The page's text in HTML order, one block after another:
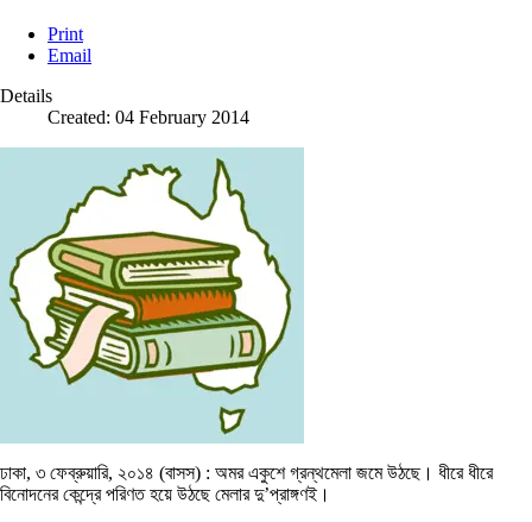
Print
Email
Details
Created: 04 February 2014
ঢাকা, ৩ ফেব্রুয়ারি, ২০১৪ (বাসস) : অমর একুশে গ্রন্থমেলা জমে উঠছে। ধীরে ধীরে
বিনোদনের কেন্দ্রে পরিণত হয়ে উঠছে মেলার দু’প্রাঙ্গণই।